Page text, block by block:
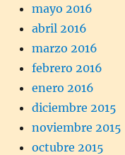
mayo 2016
abril 2016
marzo 2016
febrero 2016
enero 2016
diciembre 2015
noviembre 2015
octubre 2015